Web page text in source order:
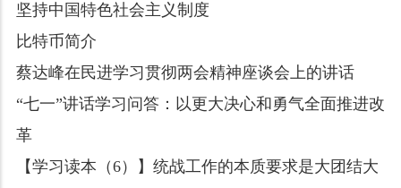
坚持中国特色社会主义制度
比特币简介
蔡达峰在民进学习贯彻两会精神座谈会上的讲话
“七一”讲话学习问答：以更大决心和勇气全面推进改
革
【学习读本（6）】统战工作的本质要求是大团结大